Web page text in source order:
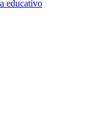
educativo